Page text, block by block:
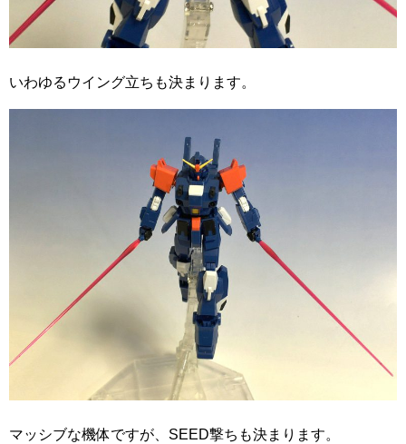
いわゆるウイング立ちも決まります。
マッシブな機体ですが、SEED撃ちも決まります。